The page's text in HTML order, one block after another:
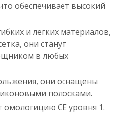
обеспечивает высокий
и легких материалов,
они станут
в любых
они оснащены
полосками.
омологицию СЕ уровня 1.